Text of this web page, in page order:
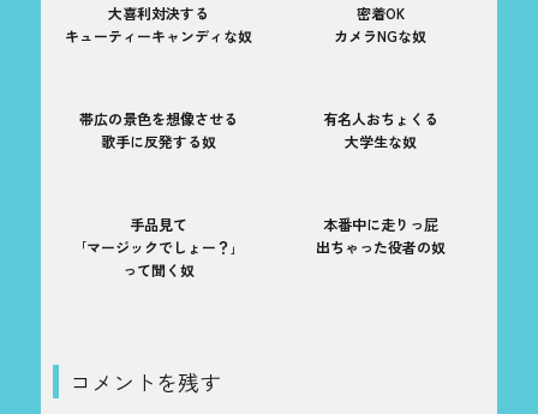
大喜利対決する
キューティーキャンディな奴
密着OK
カメラNGな奴
帯広の景色を想像させる
歌手に反発する奴
有名人おちょくる
大学生な奴
手品見て
｢マージックでしょー？｣
って聞く奴
本番中に走りっ屁
出ちゃった役者の奴
コメントを残す